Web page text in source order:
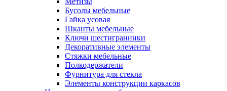
Бусолы мебельные
Гайка усовая
Шканты мебельные
Ключи шестигранники
Декоративные элементы
Стяжки мебельные
Полкодержатели
Фурнитура для стекла
Элементы конструкции каркасов